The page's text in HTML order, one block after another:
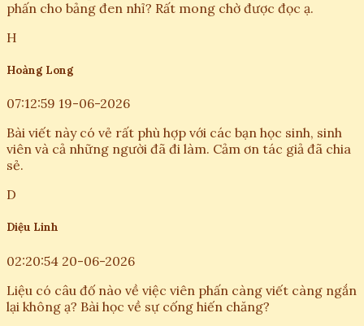
phấn cho bảng đen nhỉ? Rất mong chờ được đọc ạ.
H
Hoàng Long
07:12:59 19-06-2026
Bài viết này có vẻ rất phù hợp với các bạn học sinh, sinh
viên và cả những người đã đi làm. Cảm ơn tác giả đã chia
sẻ.
D
Diệu Linh
02:20:54 20-06-2026
Liệu có câu đố nào về việc viên phấn càng viết càng ngắn
lại không ạ? Bài học về sự cống hiến chăng?